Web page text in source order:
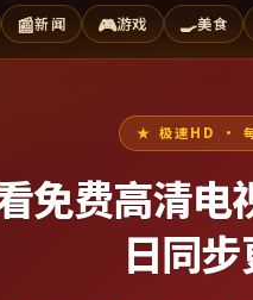
📰新闻 🎮游戏 🍳美食
极速HD ·
免费高清电
日同